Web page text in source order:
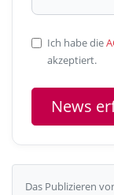
Ich habe die
akzeptiert.
News
Das Publizieren